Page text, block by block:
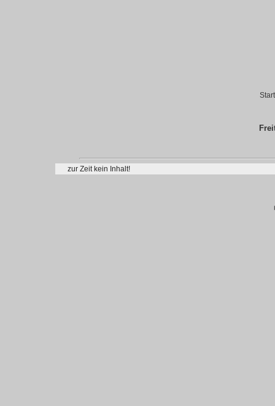
zur Zeit kein Inhalt!